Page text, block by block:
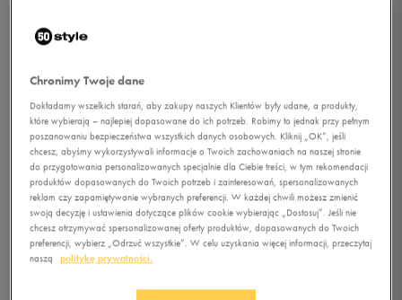
1/4
Chronimy Twoje dane
Dokładamy wszelkich starań, aby zakupy naszych Klientów były udane, a produkty,
które wybierają – najlepiej dopasowane do ich potrzeb. Robimy to jednak przy pełnym
poszanowaniu bezpieczeństwa wszystkich danych osobowych. Kliknij „OK”, jeśli
chcesz, abyśmy wykorzystywali informacje o Twoich zachowaniach na naszej stronie
do przygotowania personalizowanych specjalnie dla Ciebie treści, w tym rekomendacji
produktów dopasowanych do Twoich potrzeb i zainteresowań, spersonalizowanych
reklam czy zapamiętywanie wybranych preferencji. W każdej chwili możesz zmienić
swoją decyzję i ustawienia dotyczące plików cookie wybierając „Dostosuj”. Jeśli nie
chcesz otrzymywać spersonalizowanej oferty produktów, dopasowanych do Twoich
preferencji, wybierz „Odrzuć wszystkie”. W celu uzyskania więcej informacji, przeczytaj
naszą
politykę prywatności.